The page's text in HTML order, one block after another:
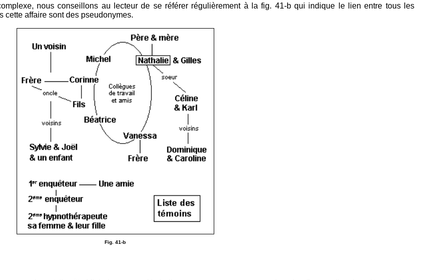
nous conseillons au lecteur de se référer régulièrement à la fig. 41-b qui indique le lien entre tous les
cette affaire sont des pseudonymes.
Fig. 41-b